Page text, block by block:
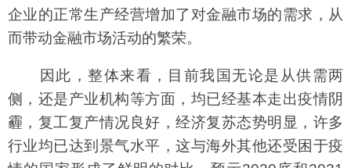
企业的正常生产经营增加了对金融市场的需求，从
而带动金融市场活动的繁荣。
因此，整体来看，目前我国无论是从供需两
侧，还是产业机构等方面，均已经基本走出疫情阴
霾，复工复产情况良好，经济复苏态势明显，许多
行业均已达到景气水平，这与海外其他还受困于疫